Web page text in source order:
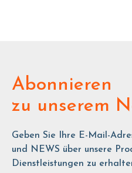
Abonnieren
zu unserem
Geben Sie Ihre E-Mail-
und NEWS über unsere
Dienstleistungen zu